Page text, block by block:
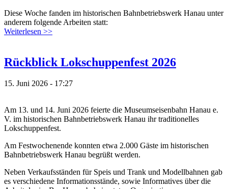
Diese Woche fanden im historischen Bahnbetriebswerk Hanau unter
anderem folgende Arbeiten statt:
Weiterlesen >>
Rückblick Lokschuppenfest 2026
15. Juni 2026 - 17:27
Am 13. und 14. Juni 2026 feierte die Museumseisenbahn Hanau e.
V. im historischen Bahnbetriebswerk Hanau ihr traditionelles
Lokschuppenfest.
Am Festwochenende konnten etwa 2.000 Gäste im historischen
Bahnbetriebswerk Hanau begrüßt werden.
Neben Verkaufsständen für Speis und Trank und Modellbahnen gab
es verschiedene Informationsstände, sowie Informatives über die